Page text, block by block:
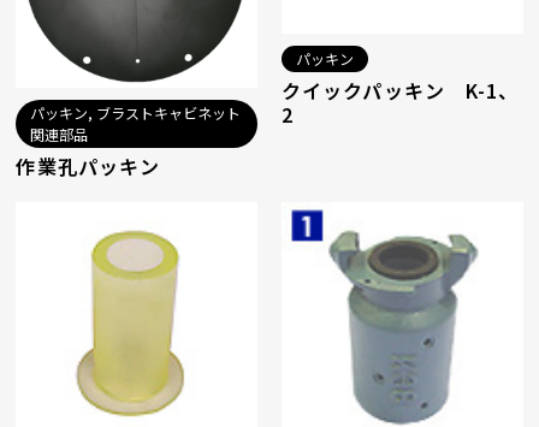
パッキン, ブラストキャビネット
関連部品
作業孔パッキン
パッキン
クイックパッキン K-1、
2